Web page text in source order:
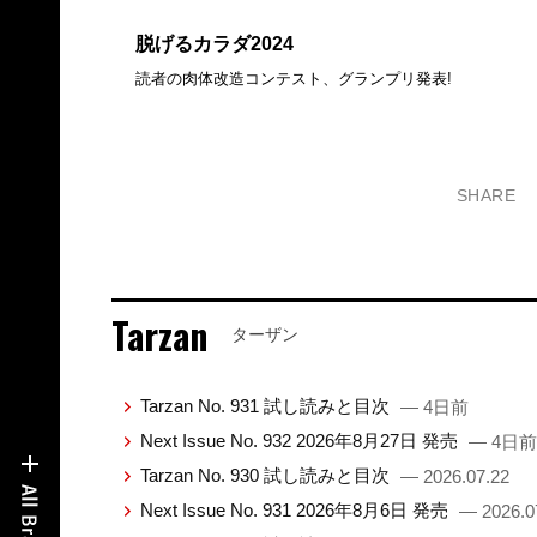
脱げるカラダ2024
読者の肉体改造コンテスト、グランプリ発表!
SHARE
Tarzan ターザン
Tarzan No. 931 試し読みと目次 — 4日前
Next Issue No. 932 2026年8月27日 発売 — 4日前
Tarzan No. 930 試し読みと目次 — 2026.07.22
Next Issue No. 931 2026年8月6日 発売 —